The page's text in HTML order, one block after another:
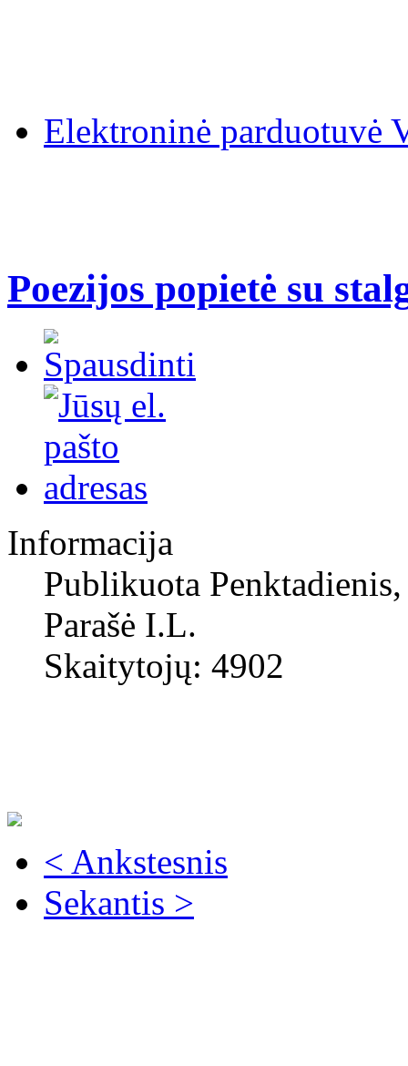
Elektroninė parduotuvė
Poezijos popietė su
Informacija
Publikuota
Parašė I.L.
Skaitytojų: 4902
< Ankstesnis
Sekantis >